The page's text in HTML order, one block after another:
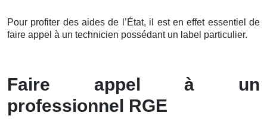
Pour profiter des aides de l’État, il est en effet essentiel de
faire appel à un technicien possédant un label particulier.
Faire appel à un
professionnel RGE